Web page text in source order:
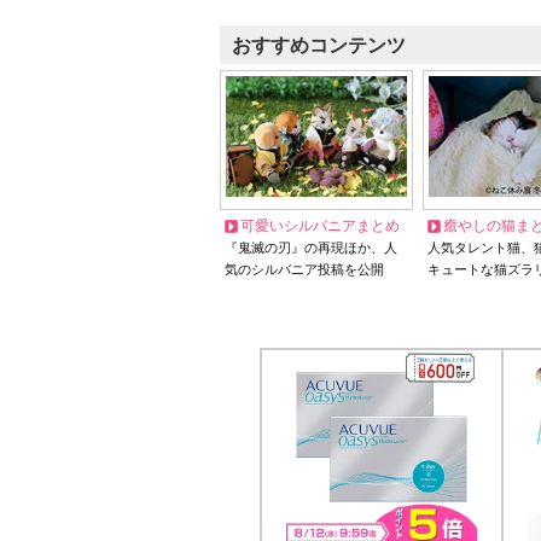
おすすめコンテンツ
可愛いシルバニアまとめ
『鬼滅の刃』の再現ほか、人
気のシルバニア投稿を公開
癒やしの猫ま
人気タレント猫
キュートな猫ズラ